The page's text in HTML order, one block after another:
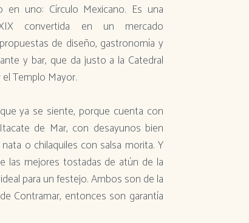
uno: Círculo Mexicano. Es una
convertida en un mercado
de diseño, gastronomía y
y bar, que da justo a la Catedral
Templo Mayor.
ya se siente, porque cuenta con
de Mar, con desayunos bien
o chilaquiles con salsa morita. Y
las mejores tostadas de atún de la
para un festejo. Ambos son de la
Contramar, entonces son garantía